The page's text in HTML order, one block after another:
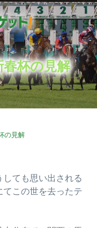
杯の見解
の見解
ても思い出される
この世を去ったテ